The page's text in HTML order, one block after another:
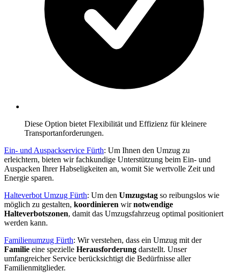
Diese Option bietet Flexibilität und Effizienz für kleinere
Transportanforderungen.
Ein- und Auspackservice Fürth: Um Ihnen den Umzug zu
erleichtern, bieten wir fachkundige Unterstützung beim Ein- und
Auspacken Ihrer Habseligkeiten an, womit Sie wertvolle Zeit und
Energie sparen.
Halteverbot Umzug Fürth: Um den Umzugstag so reibungslos wie
möglich zu gestalten, koordinieren wirnotwendige
Halteverbotszonen, damit das Umzugsfahrzeug optimal positioniert
werden kann.
Familienumzug Fürth: Wir verstehen, dass ein Umzug mit der
Familie eine spezielle Herausforderung darstellt. Unser
umfangreicher Service berücksichtigt die Bedürfnisse aller
Familienmitglieder.